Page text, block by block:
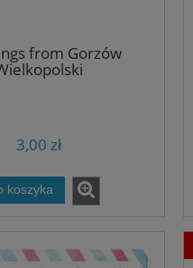
from Gorzów
3,00 zł
koszyka